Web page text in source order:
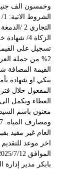
وخمسون الف
2% من جملة
القيمة
بنكي او شهادة
المفعول خلال
معنون باسم
اخر موعد
بابكر مدير إدارة